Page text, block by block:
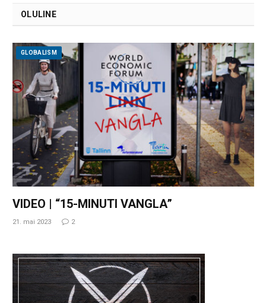
OLULINE
GLOBALISM
VIDEO | “15-MINUTI VANGLA”
21. mai 2023 2